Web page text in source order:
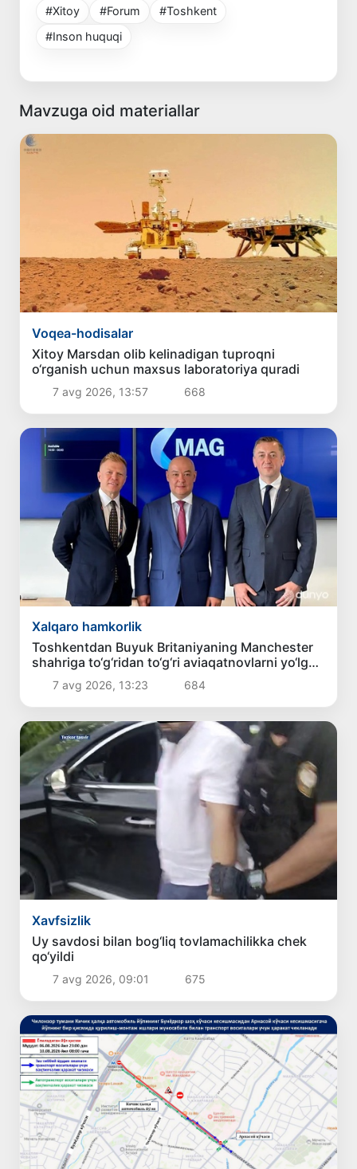
#Xitoy #Forum
#Toshkent
#Inson huquqi
Mavzuga oid materiallar
Voqea-hodisalar
Xitoy Marsdan olib kelinadigan tuproqni
o‘rganish uchun maxsus laboratoriya quradi
7 avg 2026, 13:57 668
Xalqaro hamkorlik
Toshkentdan Buyuk Britaniyaning Manchester
shahriga to‘g‘ridan to‘g‘ri aviaqatnovlarni yo‘lga
qo‘yish masalasi ko‘rib chiqilmoqda
7 avg 2026, 13:23 684
Xavfsizlik
Uy savdosi bilan bog‘liq tovlamachilikka chek
qo‘yildi
7 avg 2026, 09:01 675